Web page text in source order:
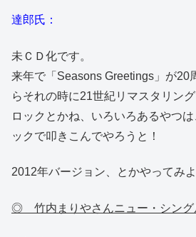
達郎氏：
未ＣＤ化です。
来年で「Seasons Greetings」が20
らそれの時に21世紀リマスタリン
ロックとかね、いろいろあるやつ
ックで叩きこんでやろうと！
2012年バージョン、とかやってみ
◎ 竹内まりやさんニュー・シン